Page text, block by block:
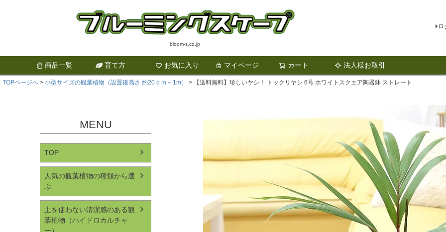
bloom-s.co.jp
ロ
商品一覧 育て方 お気に入り マイページ カート 法人様お取引
検索
TOPページへ 小型サイズの観葉植物（設置後高さ 約20ｃｍ～1m） 【送料無料】珍しいヤシ！ トックリヤシ 6号 ホワイトスクエア陶器鉢 ストレート
MENU
TOP
人気の観葉植物の種類から選
ぶ
土を使わない清潔感のある観
葉植物（ハイドロカルチャ
ー）